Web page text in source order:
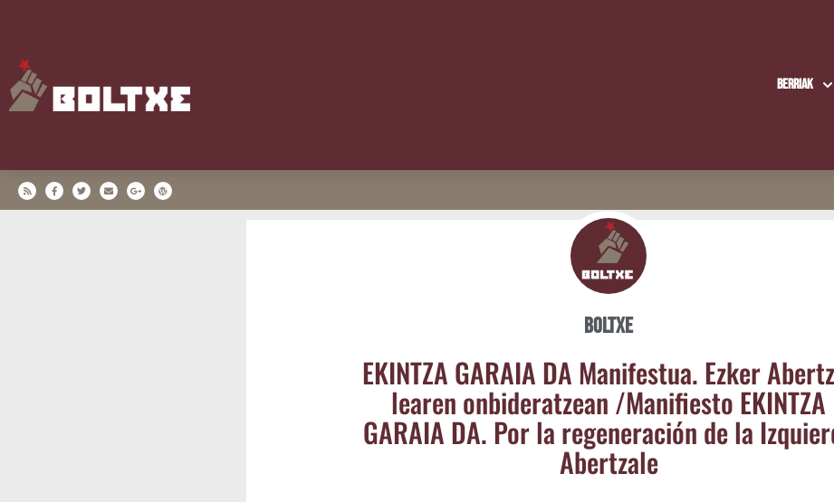
Berriak
Boltxe
EKINTZA GARAIA DA Mani­fes­tua. Ezker
lea­ren onbi­de­ratzean /​Mani­fies­to EKINTZA
GARAIA DA. Por la rege­ne­ra­ción de la
Abertzale